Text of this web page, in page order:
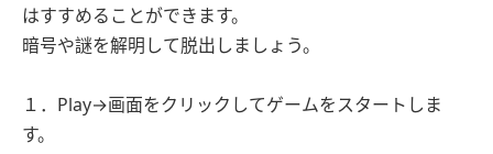
はすすめることができます。
暗号や謎を解明して脱出しましょう。
１．Play→画面をクリックしてゲームをスタートしま
す。